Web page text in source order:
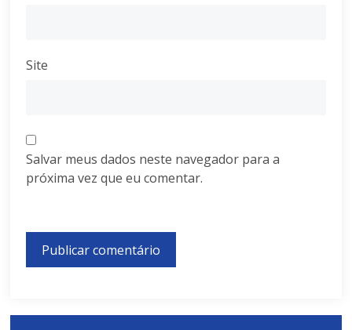
Site
Salvar meus dados neste navegador para a
próxima vez que eu comentar.